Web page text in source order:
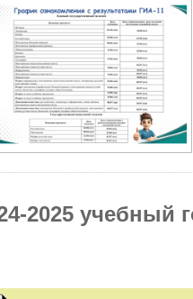
2025 учебный